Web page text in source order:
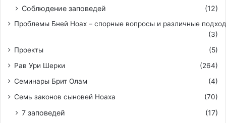
Соблюдение заповедей
(12)
Проблемы Бней Ноах – спорные вопросы и различные
(3)
Проекты
(5)
Рав Ури Шерки
(264)
Семинары Брит Олам
(4)
Семь законов сыновей Ноаха
(70)
7 заповедей
(17)